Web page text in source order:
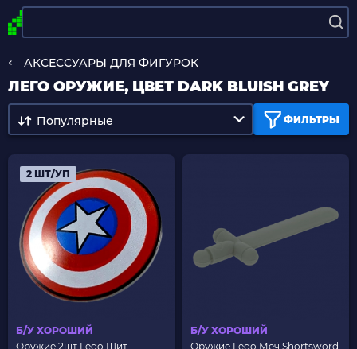
АКСЕССУАРЫ ДЛЯ ФИГУРОК
ЛЕГО ОРУЖИЕ, ЦВЕТ DARK BLUISH GREY
ФИЛЬТРЫ
Популярные
2 ШТ/УП
Б/У ХОРОШИЙ
Оружие 2шт Lego Щит
Б/У ХОРОШИЙ
Оружие Lego Меч Shortsword